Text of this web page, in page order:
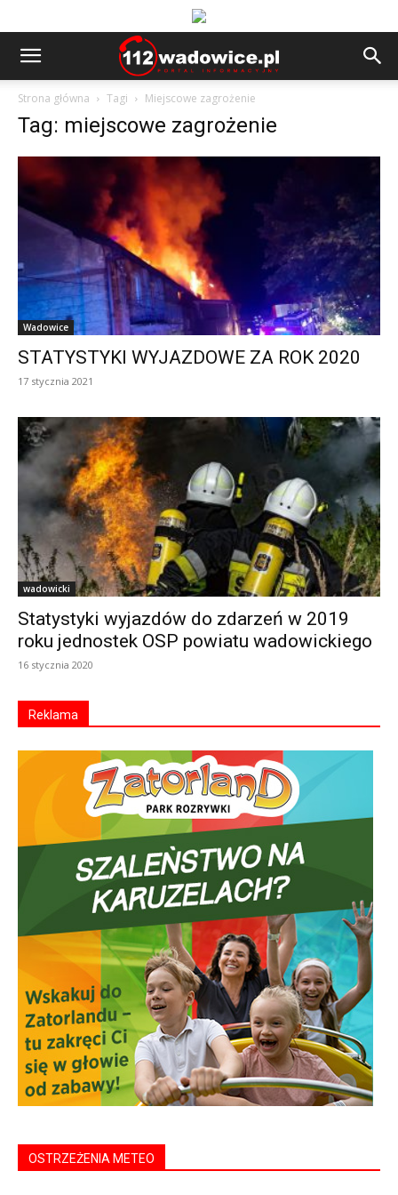
Strona główna Tagi Miejscowe zagrożenie
Tag: miejscowe zagrożenie
Wadowice
STATYSTYKI WYJAZDOWE ZA ROK 2020
17 stycznia 2021
wadowicki
Statystyki wyjazdów do zdarzeń w 2019
roku jednostek OSP powiatu wadowickiego
16 stycznia 2020
Reklama
OSTRZEŻENIA METEO